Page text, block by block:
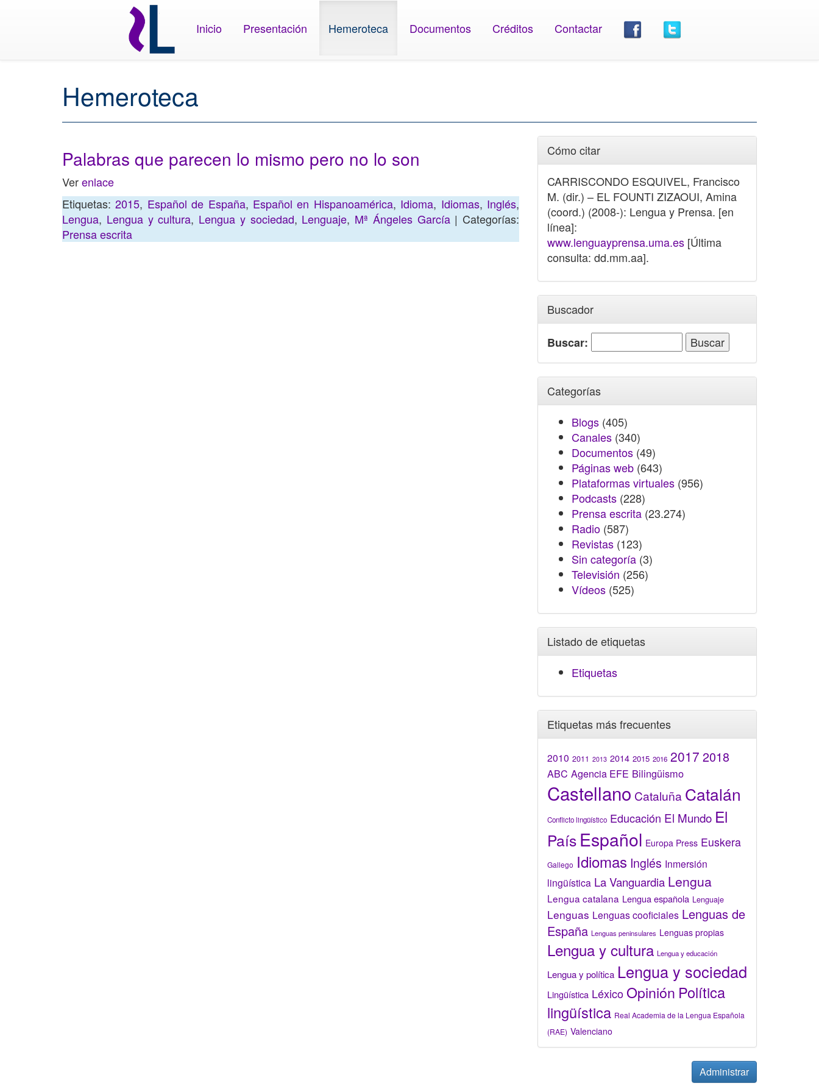
Inicio Presentación Hemeroteca Documentos Créditos Contactar
Hemeroteca
Palabras que parecen lo mismo pero no lo son
Verenlace
Etiquetas:2015, Español de España, Español en Hispanoamérica, Idioma, Idiomas, Inglés,
Lengua, Lengua y cultura, Lengua y sociedad, Lenguaje, Mª Ángeles García| Categorías:
Prensa escrita
Cómo citar
CARRISCONDO ESQUIVEL, Francisco
M. (dir.) – EL FOUNTI ZIZAOUI, Amina
(coord.) (2008-): Lengua y Prensa. [en
línea]:
www.lenguayprensa.uma.es [Última
consulta: dd.mm.aa].
Buscador
Buscar:
Categorías
Blogs (405)
Canales (340)
Documentos (49)
Páginas web (643)
Plataformas virtuales (956)
Podcasts (228)
Prensa escrita (23.274)
Radio (587)
Revistas (123)
Sin categoría (3)
Televisión (256)
Vídeos (525)
Listado de etiquetas
Etiquetas
Etiquetas más frecuentes
2010 2011 2013 2014 2015 2016 2017 2018
ABC Agencia EFE Bilingüismo
Castellano Cataluña Catalán
Conflicto lingüístico Educación El Mundo El
País Español Europa Press Euskera
Gallego Idiomas Inglés Inmersión
lingüística La Vanguardia Lengua
Lengua catalana Lengua española Lenguaje
Lenguas Lenguas cooficiales Lenguas de
España Lenguas peninsulares Lenguas propias
Lengua y cultura Lengua y educación
Lengua y política Lengua y sociedad
Lingüística LéxicoOpinión Política
lingüística Real Academia de la Lengua Española
(RAE) Valenciano
Administrar